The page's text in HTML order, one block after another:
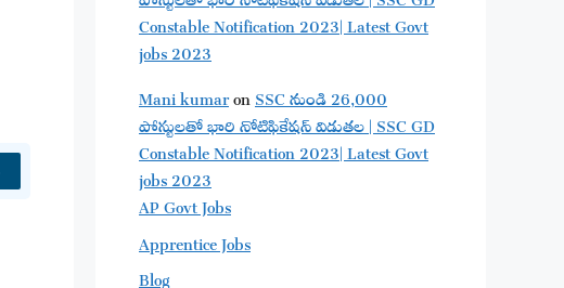
Constable Notification 2023| Latest Govt
jobs 2023
Mani kumaronSSC నుండి 26,000
పోస్టులతో భారి నోటిఫికేషన్ విడుతల | SSC GD
Constable Notification 2023| Latest Govt
jobs 2023
AP Govt Jobs
Apprentice Jobs
Blog